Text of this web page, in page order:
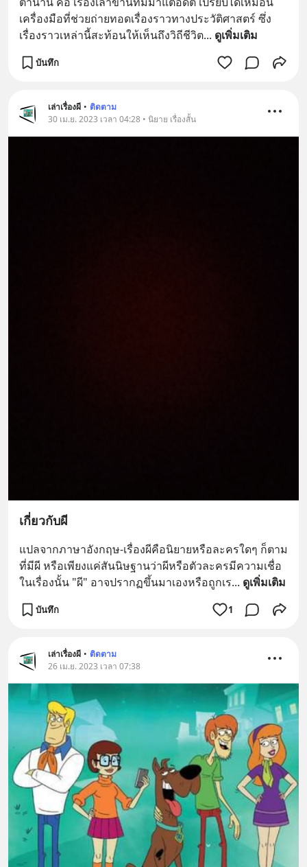
เครื่องมือที่ช่วยถ่ายทอดเรื่องราวทางประวัติศาสตร์ ซึ่ง
เรื่องราวเหล่านี้สะท้อนให้เห็นถึงวิถีชีวิต... ดูเพิ่มเติม
บันทึก
เล่าเรื่องผี • ติดตาม
30 เม.ย. 2023 เวลา 04:28 • นิยาย เรื่องสั้น
เกี่ยวกับผี
แปลจากภาษาอังกฤษ-เรื่องผีคือนิยายหรือละครใดๆ ก็ตาม
ที่มีผี หรือเพียงแค่สันนิษฐานว่าผีหรือตัวละครมีความเชื่อ
ในเรื่องนั้น "ผี" อาจปรากฏขึ้นมาเองหรือถูกเร... ดูเพิ่มเติม
บันทึก 1
เล่าเรื่องผี • ติดตาม
26 เม.ย. 2023 เวลา 07:38